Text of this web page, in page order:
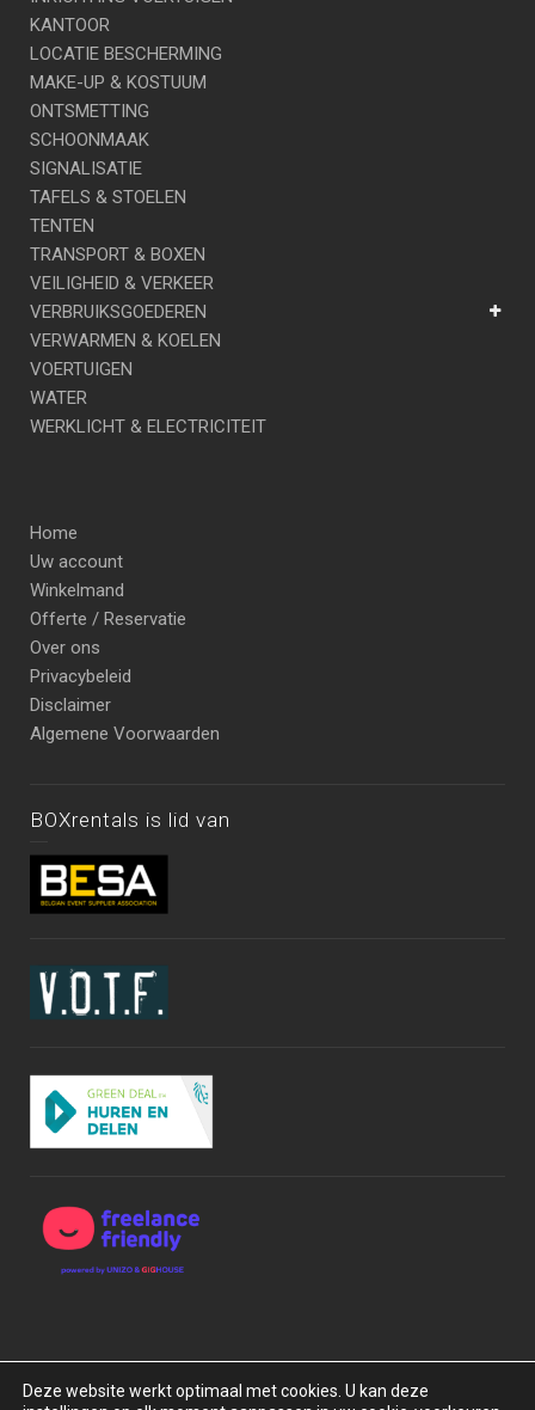
KANTOOR
LOCATIE BESCHERMING
MAKE-UP & KOSTUUM
ONTSMETTING
SCHOONMAAK
SIGNALISATIE
TAFELS & STOELEN
TENTEN
TRANSPORT & BOXEN
VEILIGHEID & VERKEER
VERBRUIKSGOEDEREN
VERWARMEN & KOELEN
VOERTUIGEN
WATER
WERKLICHT & ELECTRICITEIT
Home
Uw account
Winkelmand
Offerte / Reservatie
Over ons
Privacybeleid
Disclaimer
Algemene Voorwaarden
BOXrentals is lid van
Deze website werkt optimaal met cookies. U kan deze